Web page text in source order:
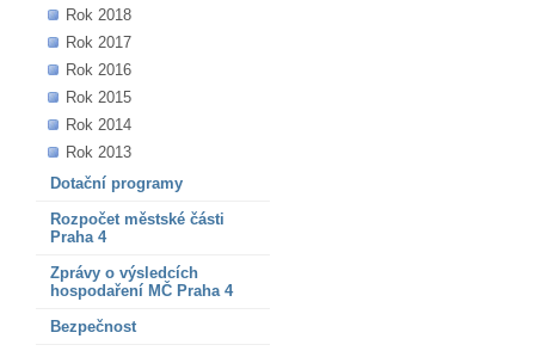
Rok 2018
Rok 2017
Rok 2016
Rok 2015
Rok 2014
Rok 2013
Dotační programy
Rozpočet městské části
Praha 4
Zprávy o výsledcích
hospodaření MČ Praha 4
Bezpečnost